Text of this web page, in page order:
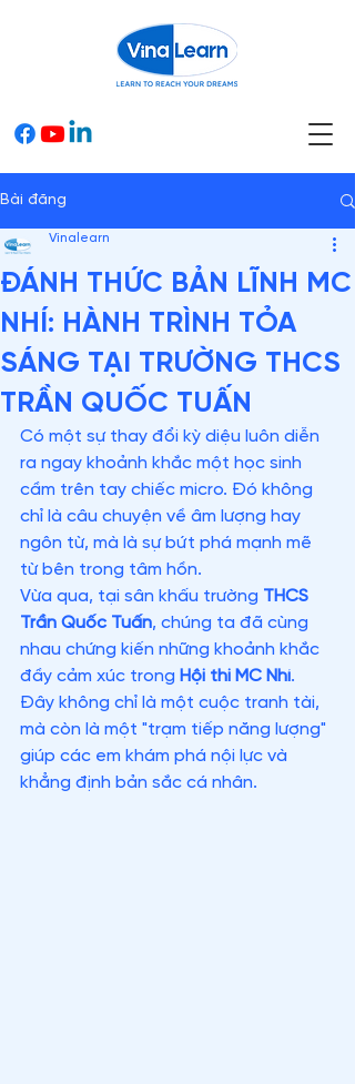
Bài đăng
ĐÁNH THỨC BẢN LĨNH MC
NHÍ: HÀNH TRÌNH TỎA
SÁNG TẠI TRƯỜNG THCS
TRẦN QUỐC TUẤN
Vinalearn
Có một sự thay đổi kỳ diệu luôn diễn
ra ngay khoảnh khắc một học sinh
cầm trên tay chiếc micro. Đó không
chỉ là câu chuyện về âm lượng hay
ngôn từ, mà là sự bứt phá mạnh mẽ
từ bên trong tâm hồn.
Vừa qua, tại sân khấu trường THCS
Trần Quốc Tuấn, chúng ta đã cùng
nhau chứng kiến những khoảnh khắc
đầy cảm xúc trong Hội thi MC Nhí.
Đây không chỉ là một cuộc tranh tài,
mà còn là một "trạm tiếp năng lượng"
giúp các em khám phá nội lực và
khẳng định bản sắc cá nhân.